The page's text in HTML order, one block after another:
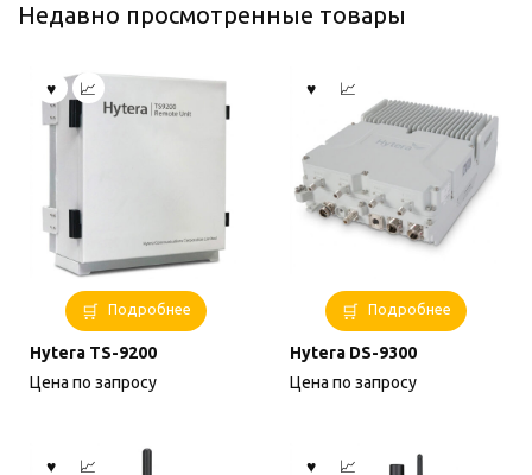
на
Недавно просмотренные товары
Подробнее
Hytera TS-9200
Цена по запросу
Подробнее
Hytera DS-9300
Цена по запросу